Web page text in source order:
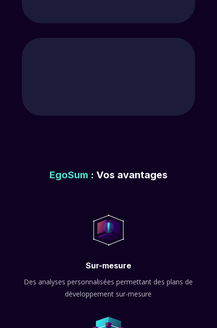
EgoSum : Vos avantages
Sur-mesure
Des analyses personnalisées permettant des plans de
développement sur-mesure